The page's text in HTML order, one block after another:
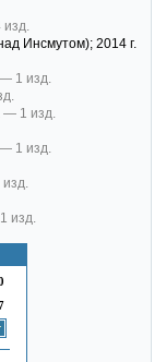
Инсмутом); 2014 г.
— 1 изд.
— 1 изд.
— 1 изд.
изд.